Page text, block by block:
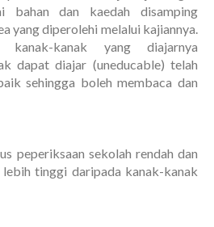
bahan dan kaedah disamping
yang diperolehi melalui kajiannya.
kanak-kanak yang diajarnya
dapat diajar (uneducable) telah
sehingga boleh membaca dan
peperiksaan sekolah rendah dan
lebih tinggi daripada kanak-kanak